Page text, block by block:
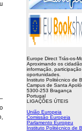
Europe Direct Trás-os-
Aproximando os
informação, participação
oportunidades.
Instituto Politécnico de
Campus de Santa
5300-253 Bragança
Portugal
LIGAÇÕES ÚTEIS
União Europeia
Comissão Europeia
Parlamento Europeu
Instituto Politécnico de